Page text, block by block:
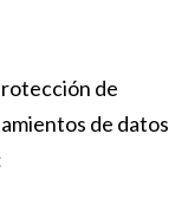
de
de datos